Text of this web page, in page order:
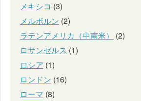
メキシコ (3)
メルボルン (2)
ラテンアメリカ（中南米）
(2)
ロサンゼルス (1)
ロシア (1)
ロンドン (16)
ローマ (8)